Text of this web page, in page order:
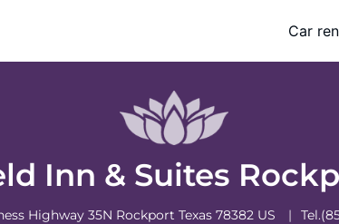
Car
Inn & Suites
Highway 35N Rockport Texas 78382 US Tel.